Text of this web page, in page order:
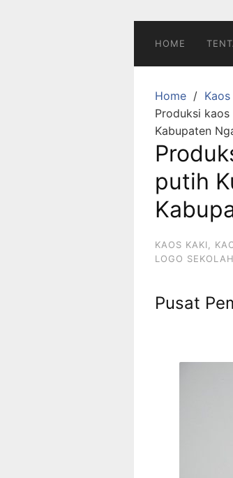
HOME
Home
Produksi
Kabupaten
putih
KAOS KAKI
LOGO SEKOLAH
Pusat